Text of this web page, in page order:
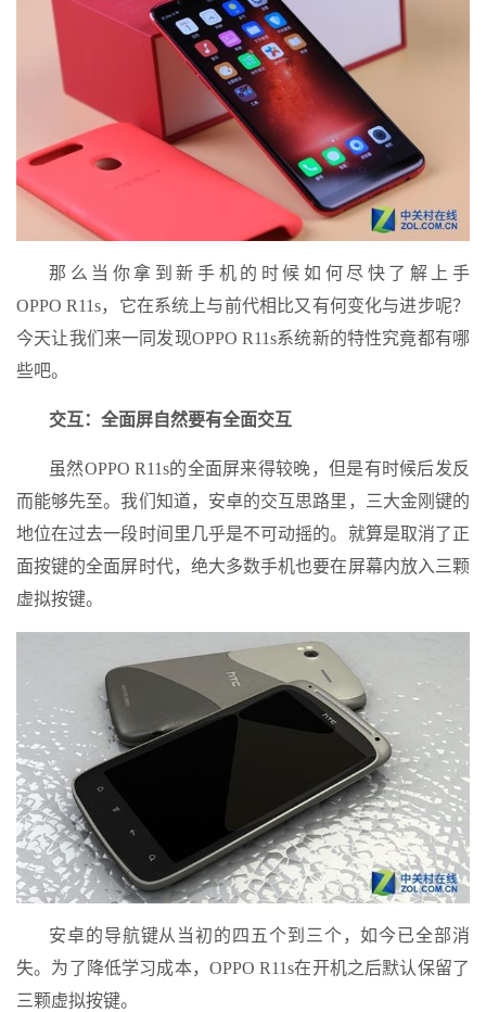
那么当你拿到新手机的时候如何尽快了解上手
OPPO R11s，它在系统上与前代相比又有何变化与进步呢？
今天让我们来一同发现OPPO R11s系统新的特性究竟都有哪
些吧。
交互：全面屏自然要有全面交互
虽然OPPO R11s的全面屏来得较晚，但是有时候后发反
而能够先至。我们知道，安卓的交互思路里，三大金刚键的
地位在过去一段时间里几乎是不可动摇的。就算是取消了正
面按键的全面屏时代，绝大多数手机也要在屏幕内放入三颗
虚拟按键。
安卓的导航键从当初的四五个到三个，如今已全部消
失。为了降低学习成本，OPPO R11s在开机之后默认保留了
三颗虚拟按键。